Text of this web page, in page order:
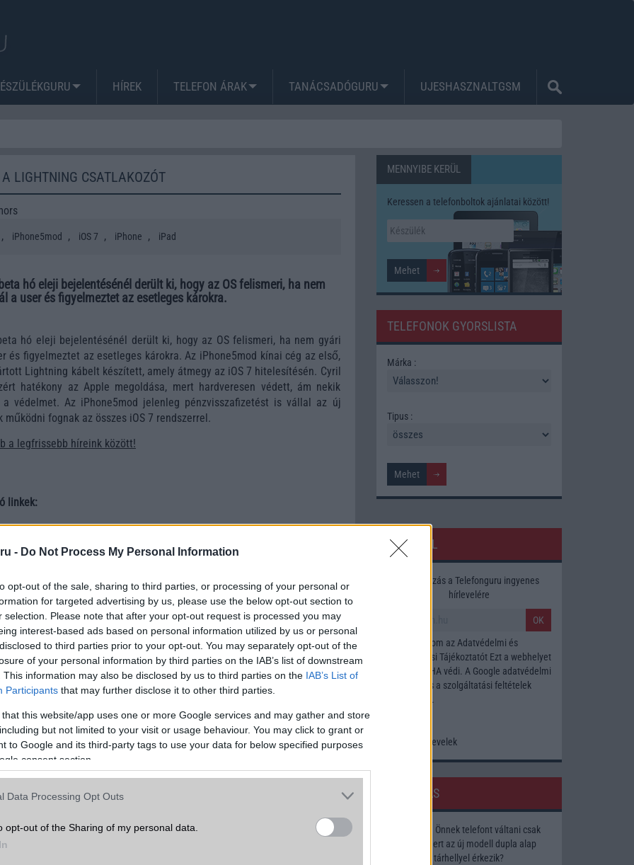
- Do Not Process My Personal Information
opt-out of the sale, sharing to third parties, or processing of your personal or
for targeted advertising by us, please use the below opt-out section to
selection. Please note that after your opt-out request is processed you may
interest-based ads based on personal information utilized by us or personal
to third parties prior to your opt-out. You may separately opt-out of the
of your personal information by third parties on the IAB’s list of downstream
This information may also be disclosed by us to third parties on the IAB’s List of
Participants that may further disclose it to other third parties.
that this website/app uses one or more Google services and may gather and store
but not limited to your visit or usage behaviour. You may click to grant or
to Google and its third-party tags to use your data for below specified purposes
consent section.
Data Processing Opt Outs
opt-out of the Sharing of my personal data.
HÍREK TELEFON ÁRAK TANÁCSADÓGURU UJESHASZNALTGSM
LIGHTNING CSATLAKOZÓT
, iPhone5mod , iOS 7 , iPhone , iPad
hó eleji bejelentésénél derült ki, hogy az OS felismeri, ha nem
a user és figyelmeztet az esetleges károkra.
hó eleji bejelentésénél derült ki, hogy az OS felismeri, ha nem gyári
és figyelmeztet az esetleges károkra. Az iPhone5mod kínai cég az első,
Lightning kábelt készített, amely átmegy az iOS 7 hitelesítésén. Cyril
hatékony az Apple megoldása, mert hardveresen védett, ám nekik
védelmet. Az iPhone5mod jelenleg pénzvisszafizetést is vállal az új
működni fognak az összes iOS 7 rendszerrel.
a legfrissebb híreink között!
linkek:
kiemelt ajánlatok
Nelly GSM
MENNYIBE KERÜL
Keressen a telefonboltok ajánlatai között!
TELEFONOK GYORSLISTA
Márka :
Tipus :
HÍRLEVÉL
Feliratkozás a Telefonguru ingyenes
hírlevelére
OK
Elfogadom az Adatvédelmi és
Adatkezelési TájékoztatótEzt a webhelyet
a reCAPTCHA védi. A Google adatvédelmi
és a szolgáltatási feltételek
Korábbi hírlevelek
SZAVAZÁS
Megérné Önnek telefont váltani csak
azért, mert az új modell dupla alap
tárhellyel érkezik?